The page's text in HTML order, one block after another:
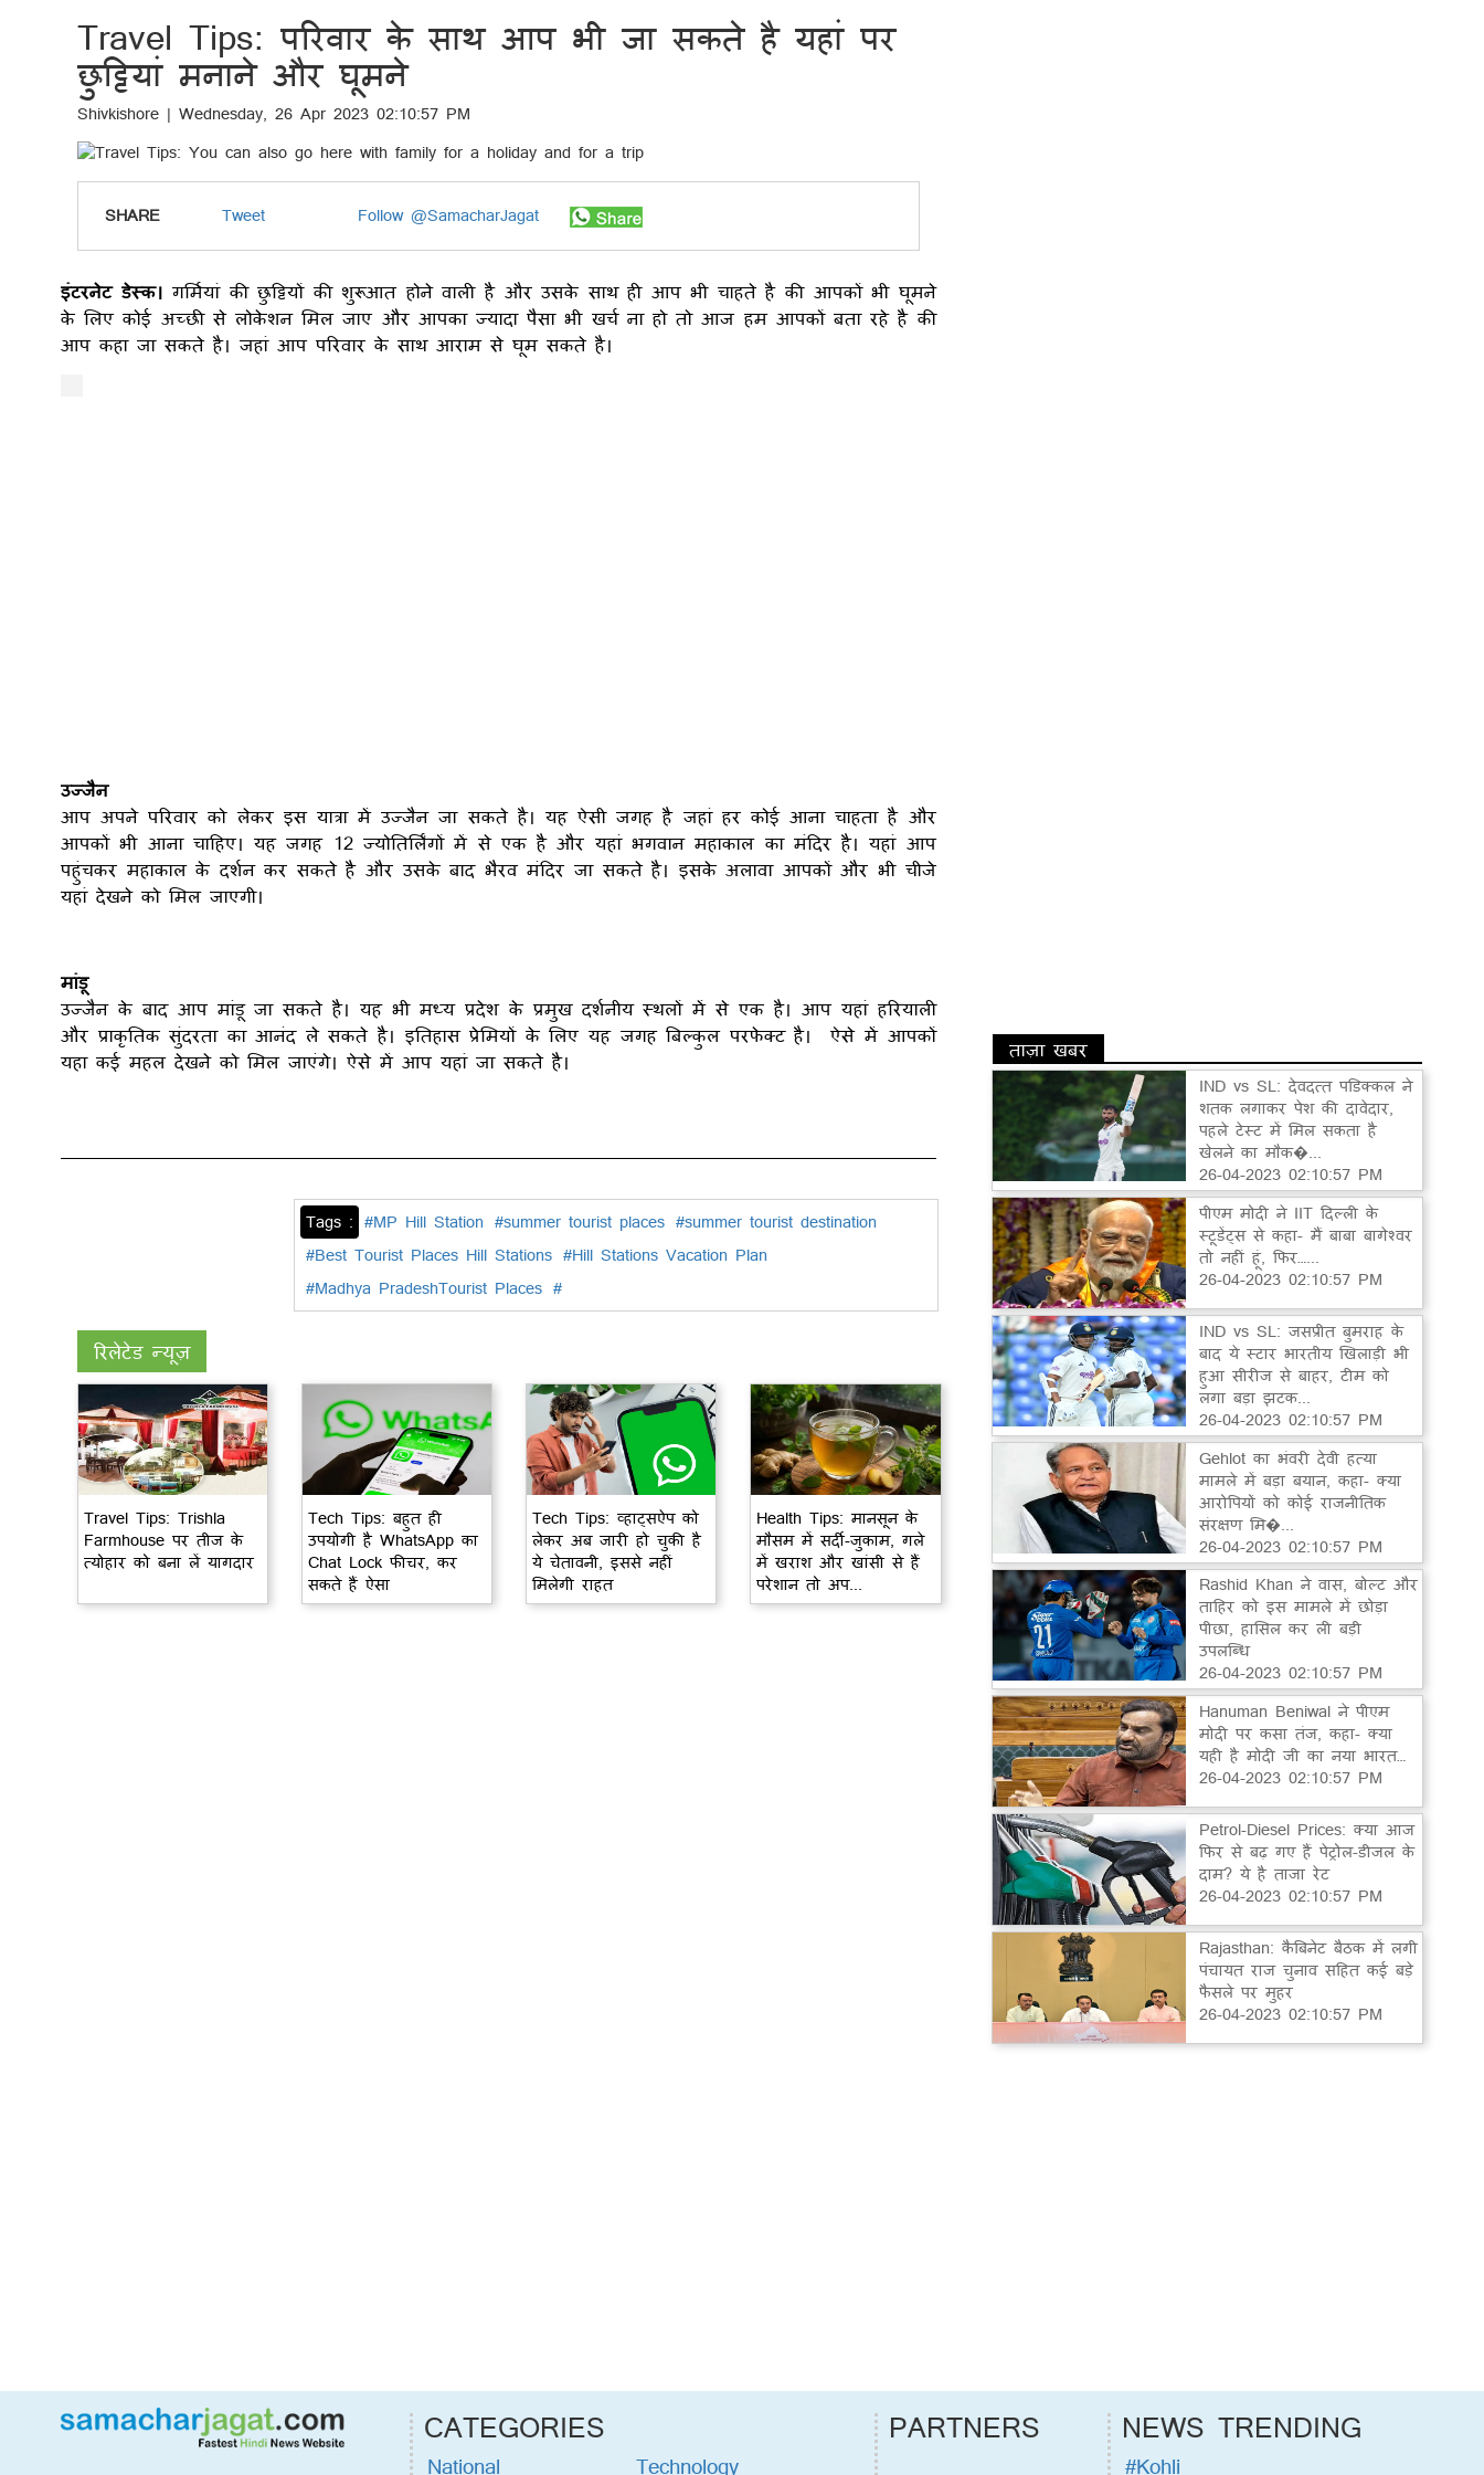
Travel Tips: परिवार के साथ आप भी जा सकते है यहां पर
छुट्टियां मनाने और घूमने
Shivkishore | Wednesday, 26 Apr 2023 02:10:57 PM
SHARE Tweet Follow @SamacharJagat
इंटरनेट डेस्क। गर्मियां की छुट्टियों की शुरूआत होने वाली है और उसके साथ ही आप भी चाहते है की आपकों भी घूमने
के लिए कोई अच्छी से लोकेशन मिल जाए और आपका ज्यादा पैसा भी खर्च ना हो तो आज हम आपकों बता रहे है की
आप कहा जा सकते है। जहां आप परिवार के साथ आराम से घूम सकते है।
उज्जैन
आप अपने परिवार को लेकर इस यात्रा में उज्जैन जा सकते है। यह ऐसी जगह है जहां हर कोई आना चाहता है और
आपकों भी आना चाहिए। यह जगह 12 ज्योतिर्लिंगों में से एक है और यहां भगवान महाकाल का मंदिर है। यहां आप
पहुंचकर महाकाल के दर्शन कर सकते है और उसके बाद भैरव मंदिर जा सकते है। इसके अलावा आपकों और भी चीजे
यहां देखने को मिल जाएगी।
मांडू
उज्जैन के बाद आप मांडू जा सकते है। यह भी मध्य प्रदेश के प्रमुख दर्शनीय स्थलों में से एक है। आप यहां हरियाली
और प्राकृतिक सुंदरता का आनंद ले सकते है। इतिहास प्रेमियों के लिए यह जगह बिल्कुल परफेक्ट है। ऐसे में आपकों
यहा कई महल देखने को मिल जाएंगे। ऐसे में आप यहां जा सकते है।
Tags : #MP Hill Station #summer tourist places #summer tourist destination
#Best Tourist Places Hill Stations #Hill Stations Vacation Plan
#Madhya PradeshTourist Places #
रिलेटेड न्यूज़
Travel Tips: Trishla
Farmhouse पर तीज के
त्योहार को बना लें यागदार
Tech Tips: बहुत ही
उपयोगी है WhatsApp का
Chat Lock फीचर, कर
सकते हैं ऐसा
Tech Tips: व्हाट्सऐप को
लेकर अब जारी हो चुकी है
ये चेतावनी, इससे नहीं
मिलेगी राहत
Health Tips: मानसून के
मौसम में सर्दी-जुकाम, गले
में खराश और खांसी से हैं
परेशान तो अप...
ताज़ा खबर
IND vs SL: देवदत्त पडिक्कल ने
शतक लगाकर पेश की दावेदार,
पहले टेस्ट में मिल सकता है
खेलने का मौक�...
26-04-2023 02:10:57 PM
पीएम मोदी ने IIT दिल्ली के
स्टूडेंट्स से कहा- मैं बाबा बागेश्वर
तो नहीं हूं, फिर…...
26-04-2023 02:10:57 PM
IND vs SL: जसप्रीत बुमराह के
बाद ये स्टार भारतीय खिलाड़ी भी
हुआ सीरीज से बाहर, टीम को
लगा बड़ा झटक...
26-04-2023 02:10:57 PM
Gehlot का भंवरी देवी हत्या
मामले में बड़ा बयान, कहा- क्या
आरोपियों को कोई राजनीतिक
संरक्षण मि�...
26-04-2023 02:10:57 PM
Rashid Khan ने वास, बोल्ट और
ताहिर को इस मामले में छोड़ा
पीछा, हासिल कर ली बड़ी
उपलब्धि
26-04-2023 02:10:57 PM
Hanuman Beniwal ने पीएम
मोदी पर कसा तंज, कहा- क्या
यही है मोदी जी का नया भारत…
26-04-2023 02:10:57 PM
Petrol-Diesel Prices: क्या आज
फिर से बढ़ गए हैं पेट्रोल-डीजल के
दाम? ये है ताजा रेट
26-04-2023 02:10:57 PM
Rajasthan: कैबिनेट बैठक में लगी
पंचायत राज चुनाव सहित कई बड़े
फैसले पर मुहर
26-04-2023 02:10:57 PM
CATEGORIES
National Technology
PARTNERS NEWS TRENDING
#Kohli